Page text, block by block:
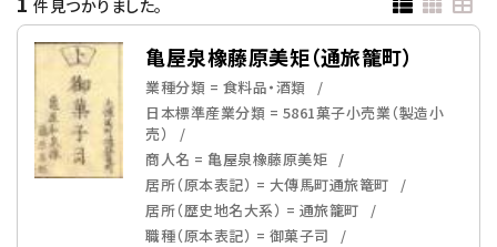
件見つかりました。
亀屋泉橡藤原美矩（通旅籠町）
業種分類 = 食料品・酒類
日本標準産業分類 = 5861菓子小売業（製造小
売）
商人名 = 亀屋泉橡藤原美矩
居所（原本表記） = 大傳馬町通旅篭町
居所（歴史地名大系） = 通旅籠町
職種（原本表記） = 御菓子司